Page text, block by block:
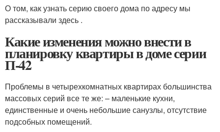
О том, как узнать серию своего дома по адресу мы
рассказывали здесь .
Какие изменения можно внести в
планировку квартиры в доме серии
П-42
Проблемы в четырехкомнатных квартирах большинства
массовых серий все те же: – маленькие кухни,
единственные и очень небольшие санузлы, отсутствие
подсобных помещений.